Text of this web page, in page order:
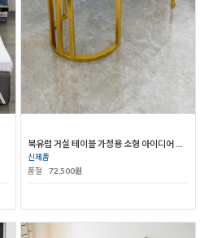
신제품
품절
72,500원